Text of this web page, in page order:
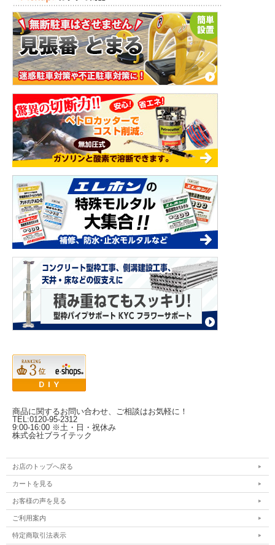
商品に関するお問い合わせ、ご相談はお気軽に！
TEL:0120-95-2312
9:00-16:00 ※土・日・祝休み
株式会社ブライテック
お店のトップへ戻る
カートを見る
お客様の声を見る
ご利用案内
特定商取引法表示